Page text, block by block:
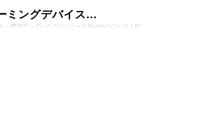
ミングデバイス…
際目立っていたのはソニーのXperiaのブース！SI…